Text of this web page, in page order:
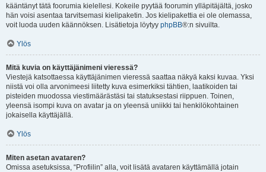
kääntänyt tätä foorumia kielellesi. Kokeile pyytää foorumin ylläpitäjältä, josko
hän voisi asentaa tarvitsemasi kielipaketin. Jos kielipakettia ei ole olemassa,
voit luoda uuden käännöksen. Lisätietoja löytyy phpBB®:n sivuilta.
Ylös
Mitä kuvia on käyttäjänimeni vieressä?
Viestejä katsottaessa käyttäjänimen vieressä saattaa näkyä kaksi kuvaa. Yksi
niistä voi olla arvonimeesi liitetty kuva esimerkiksi tähtien, laatikoiden tai
pisteiden muodossa viestimäärästäsi tai statuksestasi riippuen. Toinen,
yleensä isompi kuva on avatar ja on yleensä uniikki tai henkilökohtainen
jokaisella käyttäjällä.
Ylös
Miten asetan avataren?
Omissa asetuksissa, “Profiilin” alla, voit lisätä avataren käyttämällä jotain